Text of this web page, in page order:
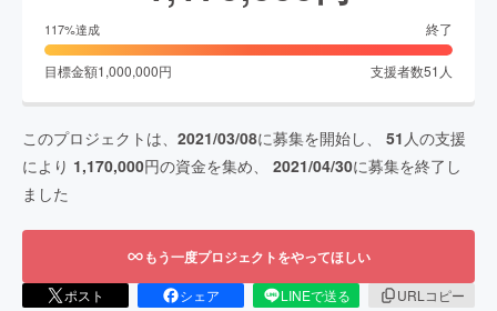
117%達成 終了
目標金額1,000,000円 支援者数51 人
このプロジェクトは、 2021/03/08に募集を開始し、 51 人の支援
により 1,170,000円の資金を集め、 2021/04/30に募集を終了し
ました
もう一度プロジェクトをやってほしい
ポスト シェア LINEで送る
URLコピー